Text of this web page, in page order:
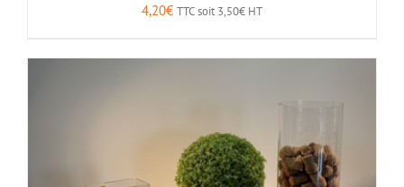
4,20€ TTC soit 3,50€ HT